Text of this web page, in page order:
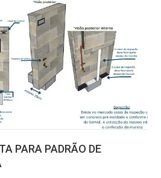
PARA PADRÃO DE